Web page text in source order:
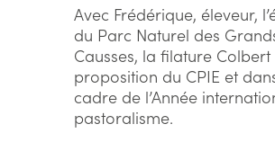
Avec Frédérique, éleveur,
du Parc Naturel des
Causses, la filature Colbert
proposition du CPIE et
cadre de l’Année
pastoralisme.